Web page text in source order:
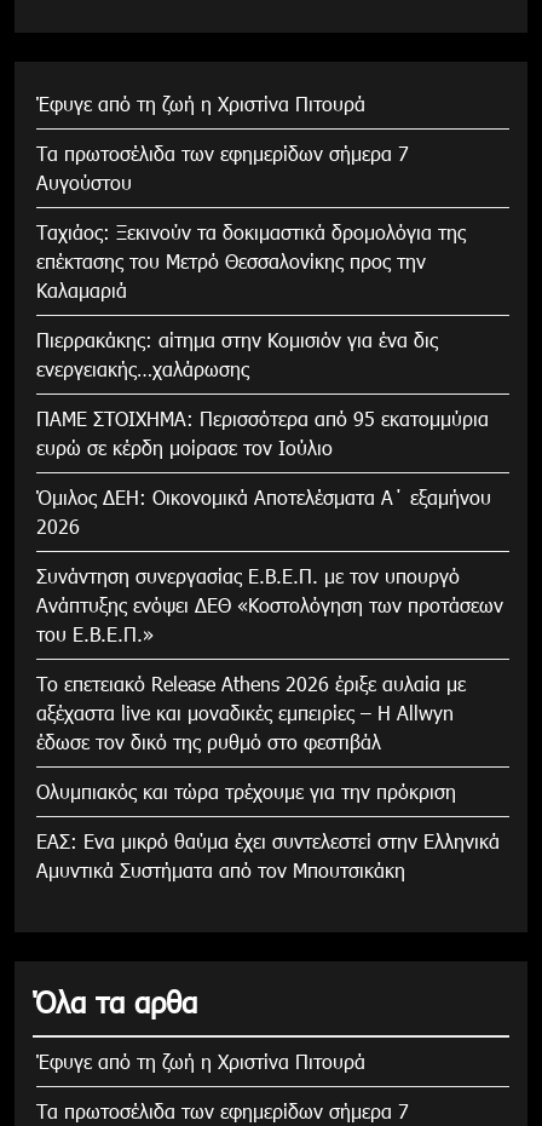
Έφυγε από τη ζωή η Χριστίνα Πιτουρά
Τα πρωτοσέλιδα των εφημερίδων σήμερα 7
Αυγούστου
Tαχιάος: Ξεκινούν τα δοκιμαστικά δρομολόγια της
επέκτασης του Μετρό Θεσσαλονίκης προς την
Καλαμαριά
Πιερρακάκης: αίτημα στην Κομισιόν για ένα δις
ενεργειακής…χαλάρωσης
ΠΑΜΕ ΣΤΟΙΧΗΜΑ: Περισσότερα από 95 εκατομμύρια
ευρώ σε κέρδη μοίρασε τον Ιούλιο
Όμιλος ΔΕΗ: Οικονομικά Αποτελέσματα Α΄ εξαμήνου
2026
Συνάντηση συνεργασίας Ε.Β.Ε.Π. με τον υπουργό
Ανάπτυξης ενόψει ΔΕΘ «Κοστολόγηση των προτάσεων
του Ε.Β.Ε.Π.»
Το επετειακό Release Athens 2026 έριξε αυλαία με
αξέχαστα live και μοναδικές εμπειρίες – Η Allwyn
έδωσε τον δικό της ρυθμό στο φεστιβάλ
Ολυμπιακός και τώρα τρέχουμε για την πρόκριση
ΕΑΣ: Ενα μικρό θαύμα έχει συντελεστεί στην Ελληνικά
Αμυντικά Συστήματα από τον Μπουτσικάκη
Όλα τα αρθα
Έφυγε από τη ζωή η Χριστίνα Πιτουρά
Τα πρωτοσέλιδα των εφημερίδων σήμερα 7